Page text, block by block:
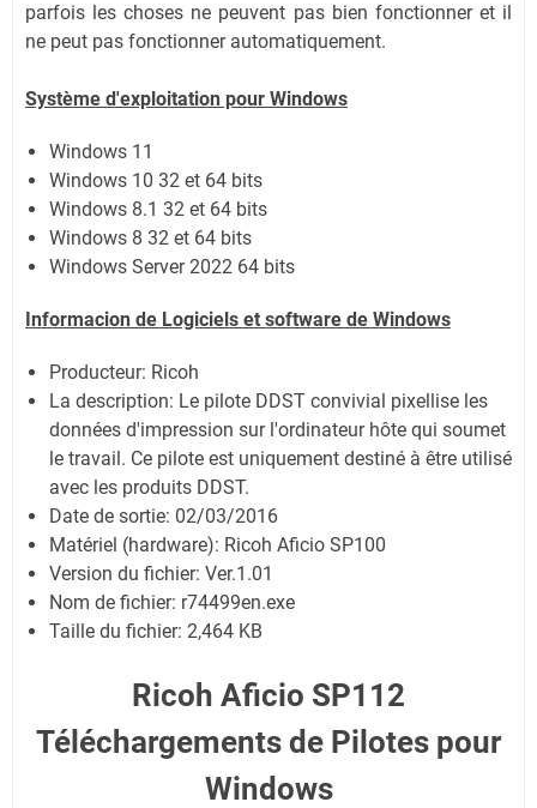
parfois les choses ne peuvent pas bien fonctionner et il
ne peut pas fonctionner automatiquement.
Système d'exploitation pour Windows
Windows 11
Windows 10 32 et 64 bits
Windows 8.1 32 et 64 bits
Windows 8 32 et 64 bits
Windows Server 2022 64 bits
Informacion de Logiciels et software de Windows
Producteur: Ricoh
La description: Le pilote DDST convivial pixellise les
données d'impression sur l'ordinateur hôte qui soumet
le travail. Ce pilote est uniquement destiné à être utilisé
avec les produits DDST.
Date de sortie: 02/03/2016
Matériel (hardware): Ricoh Aficio SP100
Version du fichier: Ver.1.01
Nom de fichier: r74499en.exe
Taille du fichier: 2,464 KB
Ricoh Aficio SP112
Téléchargements de Pilotes pour
Windows